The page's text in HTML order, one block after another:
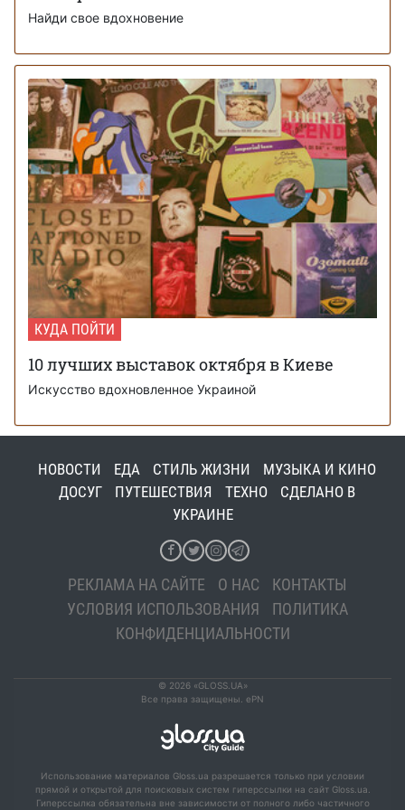
Найди свое вдохновение
КУДА ПОЙТИ
10 лучших выставок октября в Киеве
Искусство вдохновленное Украиной
НОВОСТИ ЕДА СТИЛЬ ЖИЗНИ
МУЗЫКА И КИНО
ДОСУГ
ПУТЕШЕСТВИЯ ТЕХНО
СДЕЛАНО В
УКРАИНЕ
РЕКЛАМА НА САЙТЕ О НАС
КОНТАКТЫ
УСЛОВИЯ ИСПОЛЬЗОВАНИЯ
ПОЛИТИКА
КОНФИДЕНЦИАЛЬНОСТИ
© 2026 «GLOSS.UA»
Все права защищены. ePN
Использование материалов Gloss.ua разрешается только при условии
прямой и открытой для поисковых систем гиперссылки на сайт Gloss.ua.
Гиперссылка обязательна вне зависимости от полного либо частичного